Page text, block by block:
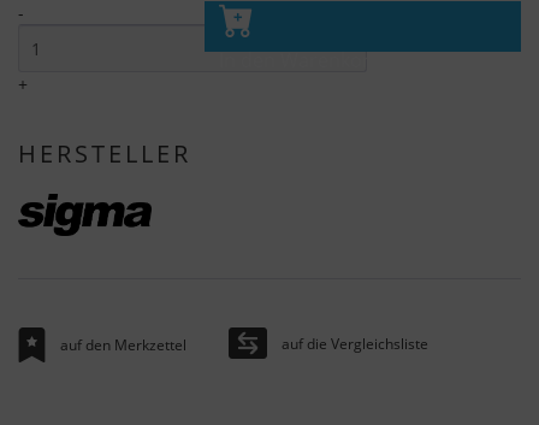
-
+
In den Warenkorb
HERSTELLER
auf den Merkzettel auf die Vergleichsliste